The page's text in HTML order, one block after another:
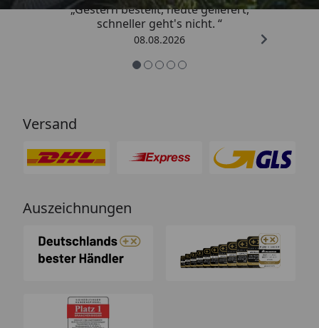
„Gestern bestellt, heute geliefert,
schneller geht's nicht. “
08.08.2026
Versand
Auszeichnungen